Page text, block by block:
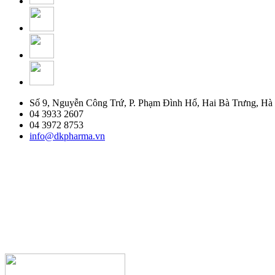
Số 9, Nguyễn Công Trứ, P. Phạm Đình Hổ, Hai Bà Trưng,
04 3933 2607
04 3972 8753
info@dkpharma.vn